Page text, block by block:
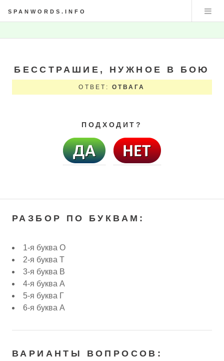
SPANWORDS.INFO
БЕССТРАШИЕ, НУЖНОЕ В БОЮ
ОТВЕТ:ОТВАГА
ПОДХОДИТ?
РАЗБОР ПО БУКВАМ:
1-я буква О
2-я буква Т
3-я буква В
4-я буква А
5-я буква Г
6-я буква А
ВАРИАНТЫ ВОПРОСОВ: